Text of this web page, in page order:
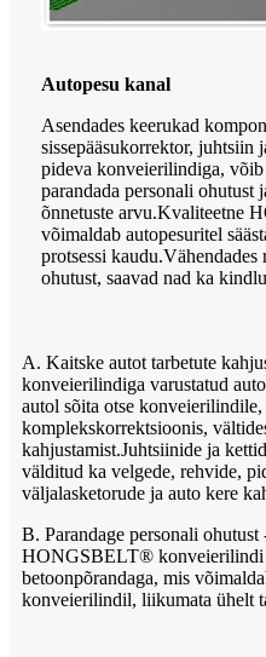
Autopesu kanal
Asendades keerukad
sissepääsukorrektor,
pideva konveierilindiga,
parandada personali ohutust
õnnetuste arvu.Kvaliteetne
võimaldab autopesuritel
protsessi kaudu.Vähendades
ohutust, saavad nad ka
A. Kaitske autot tarbetute
konveierilindiga varustatud
autol sõita otse konveierilindile,
komplekskorrektsioonis,
kahjustamist.Juhtsiinide ja
välditud ka velgede, rehvide,
väljalasketorude ja auto kere
B. Parandage personali ohutust
HONGSBELT® konveierilindi
betoonpõrandaga, mis
konveierilindil, liikumata ühelt